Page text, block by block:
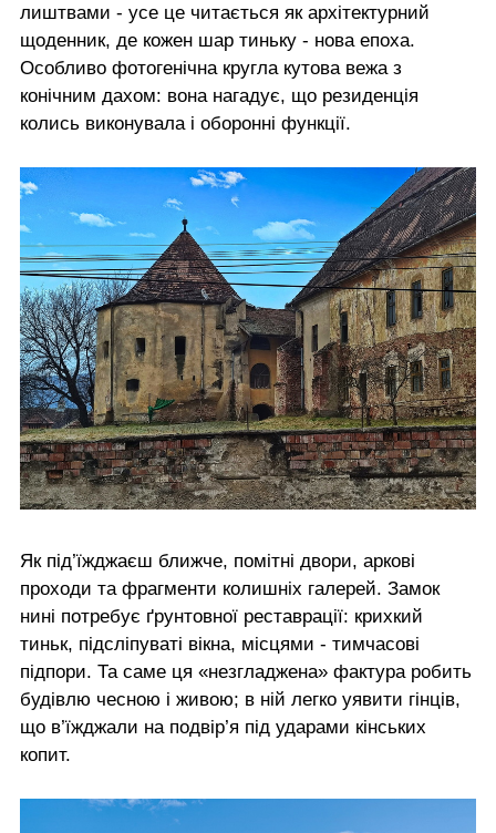
лиштвами - усе це читається як архітектурний
щоденник, де кожен шар тиньку - нова епоха.
Особливо фотогенічна кругла кутова вежа з
конічним дахом: вона нагадує, що резиденція
колись виконувала і оборонні функції.
Як під’їжджаєш ближче, помітні двори, аркові
проходи та фрагменти колишніх галерей. Замок
нині потребує ґрунтовної реставрації: крихкий
тиньк, підсліпуваті вікна, місцями - тимчасові
підпори. Та саме ця «незгладжена» фактура робить
будівлю чесною і живою; в ній легко уявити гінців,
що в’їжджали на подвір’я під ударами кінських
копит.